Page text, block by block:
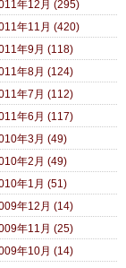
年12月 (295)
年11月 (420)
年9月 (118)
年8月 (124)
年7月 (112)
年6月 (117)
年3月 (49)
年2月 (49)
年1月 (51)
年12月 (14)
年11月 (25)
年10月 (14)